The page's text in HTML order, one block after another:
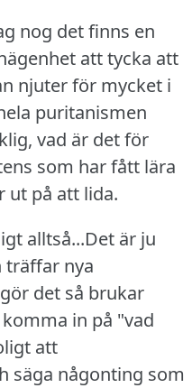
nog det finns en
att tycka att
njuter för mycket i
puritanismen
vad är det för
som har fått lära
ut på att lida.
alltså...Det är ju
träffar nya
det så brukar
in på "vad
att
säga någonting som